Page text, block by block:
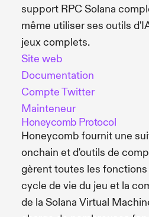
support RPC Solana
même utiliser ses outils
jeux complets.
Site web
Documentation
Compte Twitter
Mainteneur
Honeycomb Protocol
Honeycomb fournit une
onchain et d'outils de
gèrent toutes les
cycle de vie du jeu et la
de la Solana Virtual